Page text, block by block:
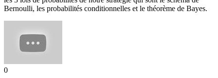
Bernoulli, les probabilités conditionnelles et le théorème de Bayes.
0